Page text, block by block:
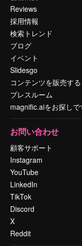
Reviews
採用情報
検索トレンド
ブログ
イベント
Slidesgo
コンテンツを販売する
プレスルーム
magnific.aiをお探しで
お問い合わせ
顧客サポート
Instagram
YouTube
LinkedIn
TikTok
Discord
X
Reddit